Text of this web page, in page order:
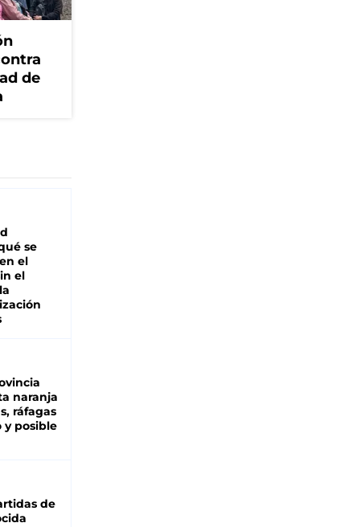
de
se
el
el
naranja
ráfagas
y posible
de